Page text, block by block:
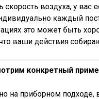
воздуха, у вас
каждый
это может быть
ваши действия
конкретный
на приборном